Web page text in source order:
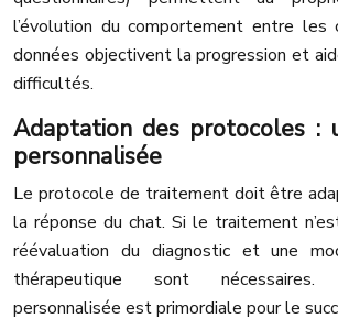
l’évolution du comportement entre les
données objectivent la progression et
difficultés.
Adaptation des protocoles :
personnalisée
Le protocole de traitement doit être
la réponse du chat. Si le traitement
réévaluation du diagnostic et une
thérapeutique sont
personnalisée est primordiale pour le